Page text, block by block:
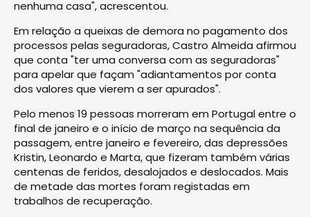
nenhuma casa", acrescentou.
Em relação a queixas de demora no pagamento dos
processos pelas seguradoras, Castro Almeida afirmou
que conta "ter uma conversa com as seguradoras"
para apelar que façam "adiantamentos por conta
dos valores que vierem a ser apurados".
Pelo menos 19 pessoas morreram em Portugal entre o
final de janeiro e o início de março na sequência da
passagem, entre janeiro e fevereiro, das depressões
Kristin, Leonardo e Marta, que fizeram também várias
centenas de feridos, desalojados e deslocados. Mais
de metade das mortes foram registadas em
trabalhos de recuperação.